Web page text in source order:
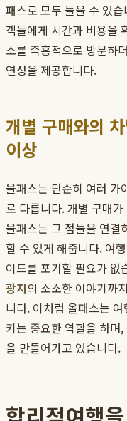
패스로 모두 들을 수 있습
객들에게 시간과 비용을
소를 즉흥적으로 방문하
연성을 제공합니다.
개별 구매와의
이상
올패스는 단순히 여러 가
로 다릅니다. 개별 구매
올패스는 그 점들을 연
할 수 있게 해줍니다. 여
이드를 포기할 필요가 없
광지의 소소한 이야기까
니다. 이처럼 올패스는
키는 중요한 역할을 하며,
을 만들어가고 있습니다.